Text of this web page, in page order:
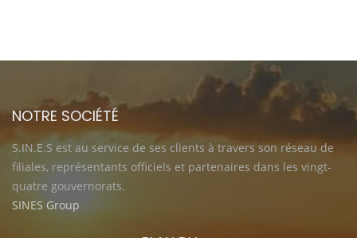
NOTRE SOCIÉTÉ
S.IN.E.S est au service de ses clients à travers son réseau de
filiales, représentants officiels et partenaires dans les vingt-
quatre gouvernorats.
SINES Group